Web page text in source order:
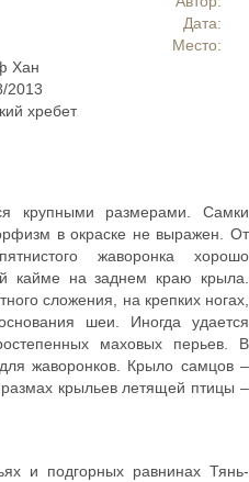
Дата:
Место:
Хан
2013
хребет
крупными размерами. Самки
в окраске не выражен. От
жаворонка хорошо
кайме на заднем краю крыла.
сложения, на крепких ногах,
шеи. Иногда удается
маховых перьев. В
жаворонков. Крыло самцов –
крыльев летящей птицы –
и подгорных равнинах Тянь-